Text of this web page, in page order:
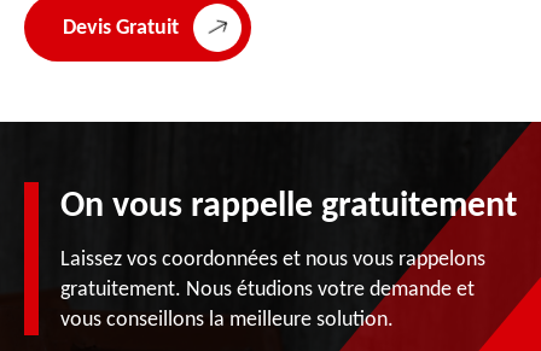
Devis Gratuit
On vous rappelle gratuitement
Laissez vos coordonnées et nous vous rappelons
gratuitement. Nous étudions votre demande et
vous conseillons la meilleure solution.